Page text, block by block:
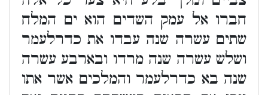
חברו אל עמק השדים הוא ים המלח
שתים עשרה שנה עבדו את כדרלעמר
ושלש עשרה שנה מרדו ובארבע עשרה
שנה בא כדרלעמר והמלכים אשר אתו